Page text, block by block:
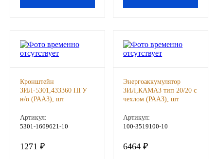
Другие бренды подшипников
Охлаждающие жидкости
Тормозные жидкости
Автосмазки
Кронштейн
ЗИЛ-5301,433360 ПГУ
н/о (РААЗ), шт
Артикул:
5301-1609621-10
1271 ₽
Энергоаккумулятор
ЗИЛ,КАМАЗ тип 20/20 с
чехлом (РААЗ), шт
Артикул:
100-3519100-10
6464 ₽